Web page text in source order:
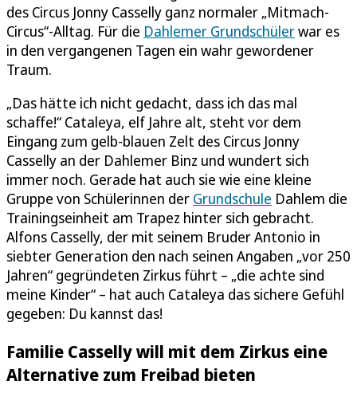
des Circus Jonny Casselly ganz normaler „Mitmach-
Circus“-Alltag. Für die Dahlemer Grundschülerwar es
in den vergangenen Tagen ein wahr gewordener
Traum.
„Das hätte ich nicht gedacht, dass ich das mal
schaffe!“ Cataleya, elf Jahre alt, steht vor dem
Eingang zum gelb-blauen Zelt des Circus Jonny
Casselly an der Dahlemer Binz und wundert sich
immer noch. Gerade hat auch sie wie eine kleine
Gruppe von Schülerinnen der Grundschule Dahlem die
Trainingseinheit am Trapez hinter sich gebracht.
Alfons Casselly, der mit seinem Bruder Antonio in
siebter Generation den nach seinen Angaben „vor 250
Jahren“ gegründeten Zirkus führt – „die achte sind
meine Kinder“ – hat auch Cataleya das sichere Gefühl
gegeben: Du kannst das!
Familie Casselly will mit dem Zirkus eine
Alternative zum Freibad bieten